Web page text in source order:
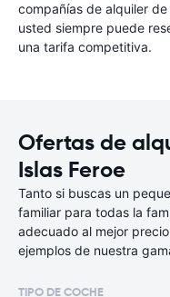
compañías de alquiler
usted siempre puede
una tarifa competitiva.
Ofertas de
Islas Feroe
Tanto si buscas un
familiar para todas la
adecuado al mejor
ejemplos de nuestra
TIPO DE COCHE